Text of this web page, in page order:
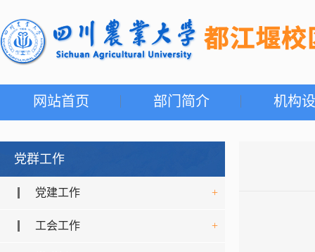
网站首页 部门简介 机构
党群工作
党建工作 +
工会工作 +